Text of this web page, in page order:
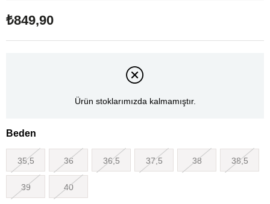
₺849,90
Ürün stoklarımızda kalmamıştır.
Beden
35,5 36 36,5 37,5 38 38,5
39 40